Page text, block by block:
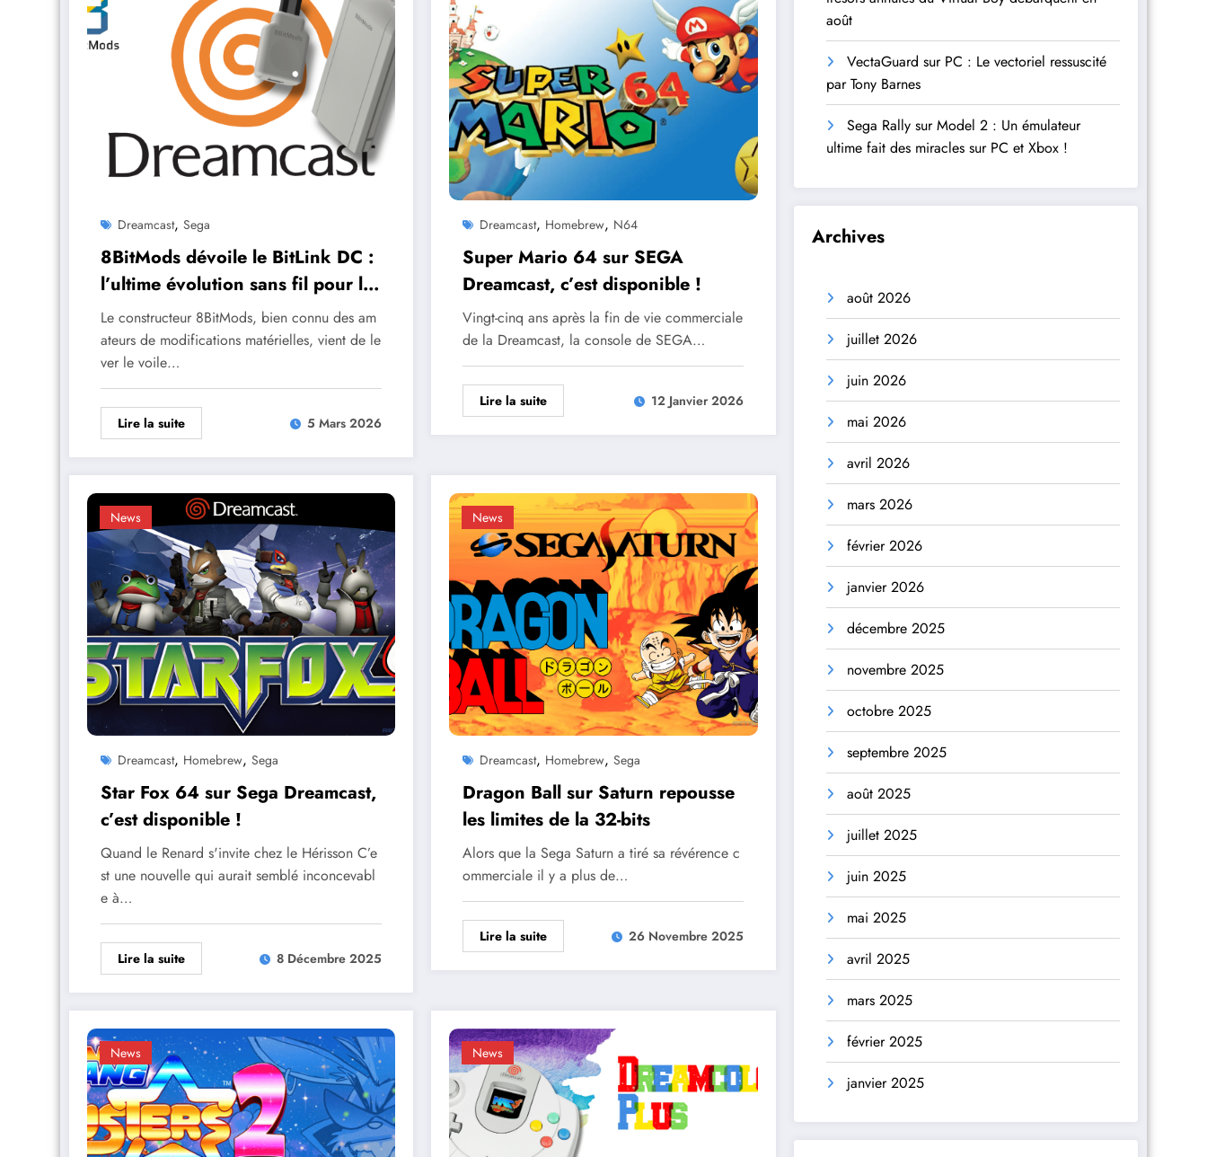
Dreamcast, Sega
8BitMods dévoile le BitLink DC :
l’ultime évolution sans fil pour la
Sega Dreamcast
Le constructeur 8BitMods, bien connu des am
ateurs de modifications matérielles, vient de le
ver le voile…
Lire la suite 5 Mars 2026
Dreamcast, Homebrew, N64
Super Mario 64 sur SEGA
Dreamcast, c’est disponible !
Vingt-cinq ans après la fin de vie commerciale
de la Dreamcast, la console de SEGA…
Lire la suite 12 Janvier 2026
News
Dreamcast, Homebrew, Sega
Star Fox 64 sur Sega Dreamcast,
c’est disponible !
Quand le Renard s'invite chez le Hérisson C’e
st une nouvelle qui aurait semblé inconcevabl
e à…
Lire la suite 8 Décembre 2025
News
Dreamcast, Homebrew,Sega
Dragon Ball sur Saturn repousse
les limites de la 32-bits
Alors que la Sega Saturn a tiré sa révérence c
ommerciale il y a plus de…
Lire la suite 26 Novembre 2025
News News
août
VectaGuard sur PC : Le vectoriel ressuscité
par Tony Barnes
Sega Rally sur Model 2 : Un émulateur
ultime fait des miracles sur PC et Xbox !
Archives
août 2026
juillet 2026
juin 2026
mai 2026
avril 2026
mars 2026
février 2026
janvier 2026
décembre 2025
novembre 2025
octobre 2025
septembre 2025
août 2025
juillet 2025
juin 2025
mai 2025
avril 2025
mars 2025
février 2025
janvier 2025